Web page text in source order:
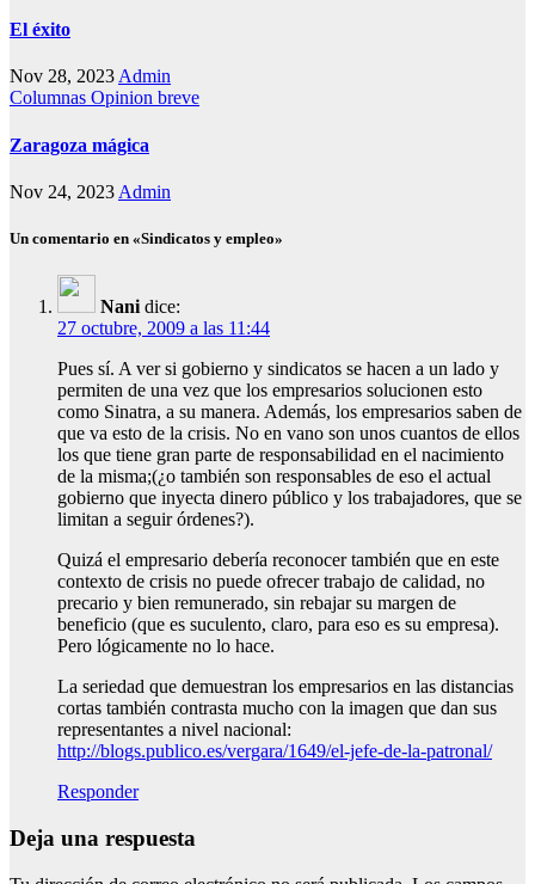
El éxito
Nov 28, 2023 Admin
Columnas Opinion breve
Zaragoza mágica
Nov 24, 2023 Admin
Un comentario en «Sindicatos y empleo»
Nani dice:
27 octubre, 2009 a las 11:44
Pues sí. A ver si gobierno y sindicatos se hacen a un lado y
permiten de una vez que los empresarios solucionen esto
como Sinatra, a su manera. Además, los empresarios saben de
que va esto de la crisis. No en vano son unos cuantos de ellos
los que tiene gran parte de responsabilidad en el nacimiento
de la misma;(¿o también son responsables de eso el actual
gobierno que inyecta dinero público y los trabajadores, que se
limitan a seguir órdenes?).
Quizá el empresario debería reconocer también que en este
contexto de crisis no puede ofrecer trabajo de calidad, no
precario y bien remunerado, sin rebajar su margen de
beneficio (que es suculento, claro, para eso es su empresa).
Pero lógicamente no lo hace.
La seriedad que demuestran los empresarios en las distancias
cortas también contrasta mucho con la imagen que dan sus
representantes a nivel nacional:
http://blogs.publico.es/vergara/1649/el-jefe-de-la-patronal/
Responder
Deja una respuesta